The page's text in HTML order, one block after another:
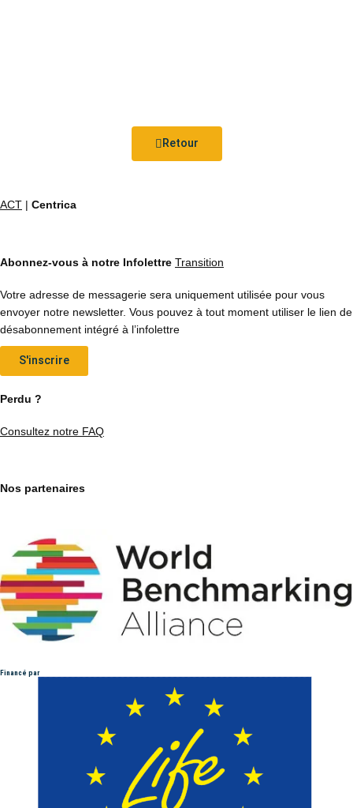
Retour
ACT | Centrica
Abonnez-vous à notre Infolettre Transition
Votre adresse de messagerie sera uniquement utilisée pour vous
envoyer notre newsletter. Vous pouvez à tout moment utiliser le lien de
désabonnement intégré à l’infolettre
S'inscrire
Perdu ?
Consultez notre FAQ
Nos partenaires
Financé par